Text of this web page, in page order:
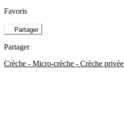
Favoris
Partager
Partager
Crèche - Micro-crèche - Crèche privée